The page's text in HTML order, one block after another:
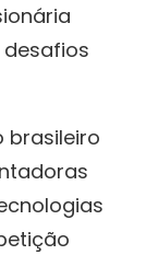
brasileiro